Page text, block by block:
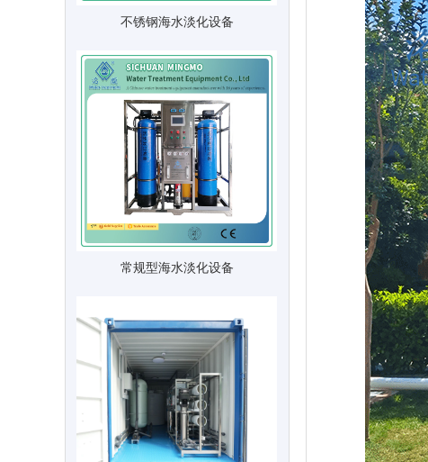
不锈钢海水淡化设备
常规型海水淡化设备